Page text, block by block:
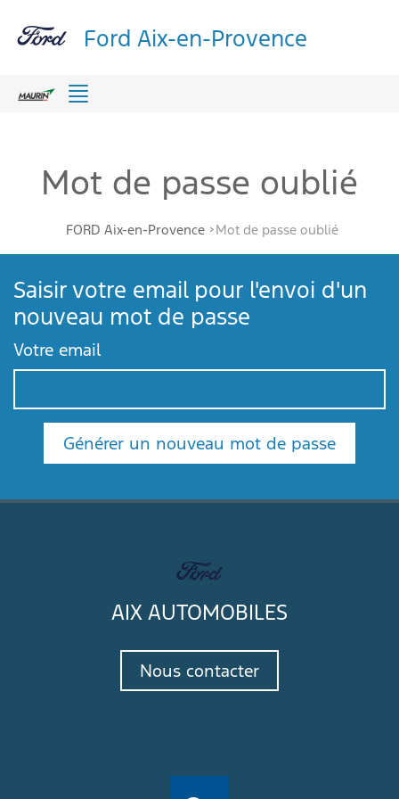
Ford Aix-en-Provence
Menu
Mot de passe oublié
FORD Aix-en-Provence Mot de passe oublié
Saisir votre email pour l'envoi d'un
nouveau mot de passe
Votre email
Générer un nouveau mot de passe
AIX AUTOMOBILES
Nous contacter